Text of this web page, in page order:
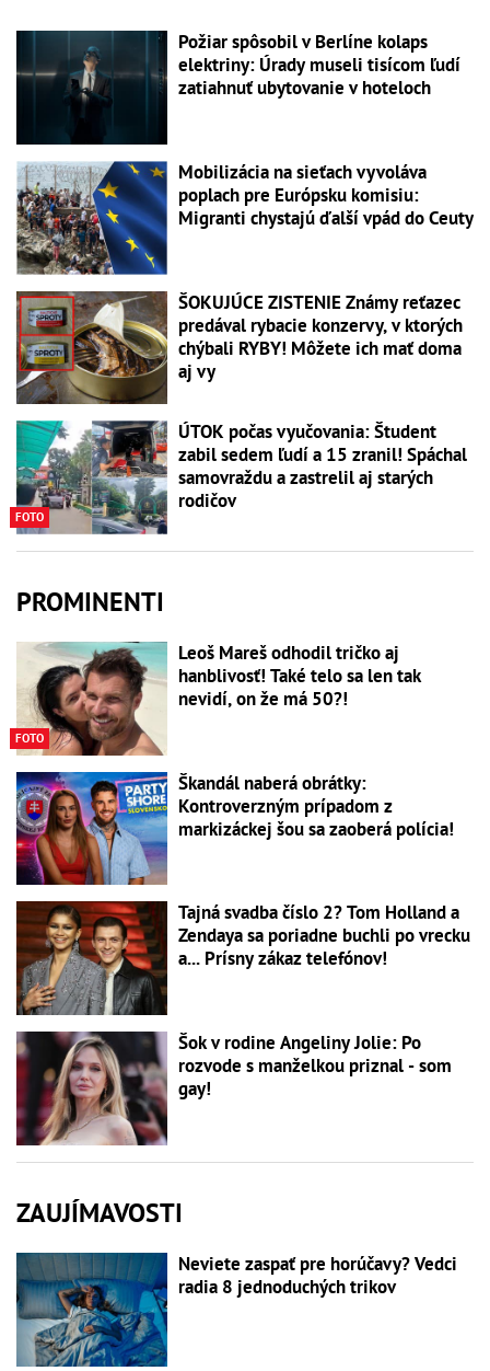
Požiar spôsobil v Berlíne kolaps
elektriny: Úrady museli tisícom ľudí
zatiahnuť ubytovanie v hoteloch
Mobilizácia na sieťach vyvoláva
poplach pre Európsku komisiu:
Migranti chystajú ďalší vpád do Ceuty
ŠOKUJÚCE ZISTENIE Známy reťazec
predával rybacie konzervy, v ktorých
chýbali RYBY! Môžete ich mať doma
aj vy
FOTO
ÚTOK počas vyučovania: Študent
zabil sedem ľudí a 15 zranil! Spáchal
samovraždu a zastrelil aj starých
rodičov
PROMINENTI
FOTO
Leoš Mareš odhodil tričko aj
hanblivosť! Také telo sa len tak
nevidí, on že má 50?!
Škandál naberá obrátky:
Kontroverzným prípadom z
markizáckej šou sa zaoberá polícia!
Tajná svadba číslo 2? Tom Holland a
Zendaya sa poriadne buchli po vrecku
a... Prísny zákaz telefónov!
Šok v rodine Angeliny Jolie: Po
rozvode s manželkou priznal - som
gay!
ZAUJÍMAVOSTI
Neviete zaspať pre horúčavy? Vedci
radia 8 jednoduchých trikov